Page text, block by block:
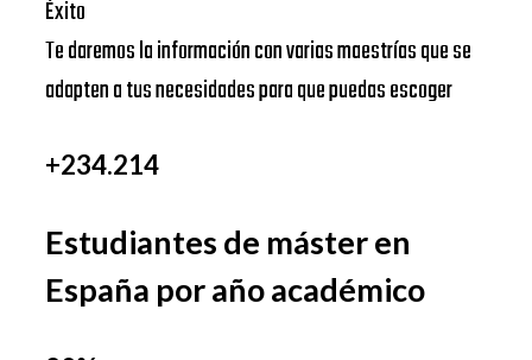
Éxito
Te daremos la información con varias maestrías que se
adapten a tus necesidades para que puedas escoger
+234.214
Estudiantes de máster en
España por año académico